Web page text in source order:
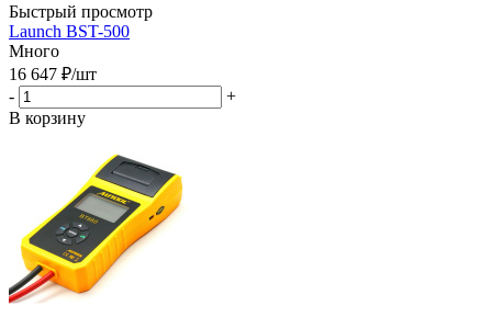
Быстрый просмотр
Launch BST-500
Много
16 647 ₽/шт
-
+
В корзину